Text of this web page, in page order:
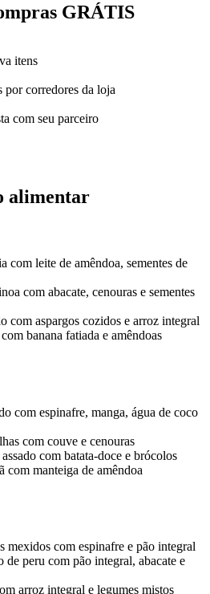
GRÁTIS
itens
por corredores da loja
com seu parceiro
alimentar
com leite de amêndoa, sementes de
com abacate, cenouras e sementes
com aspargos cozidos e arroz integral
banana fatiada e amêndoas
com espinafre, manga, água de coco
com couve e cenouras
com batata-doce e brócolos
com manteiga de amêndoa
mexidos com espinafre e pão integral
de peru com pão integral, abacate e
arroz integral e legumes mistos